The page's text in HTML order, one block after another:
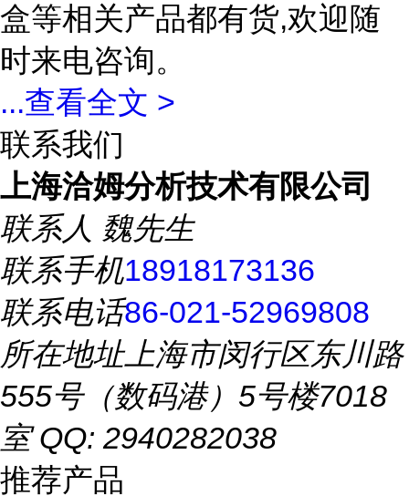
盒等相关产品都有货,欢迎随
时来电咨询。
...查看全文 >
联系我们
上海洽姆分析技术有限公司
联系人 魏先生
联系手机18918173136
联系电话86-021-52969808
所在地址上海市闵行区东川路
555号（数码港）5号楼7018
室 QQ: 2940282038
推荐产品